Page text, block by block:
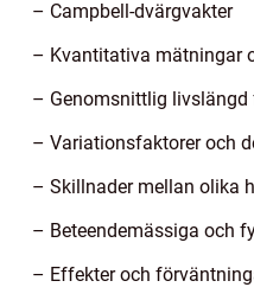
– Campbell-dvärgvakter
– Kvantitativa mätningar
– Genomsnittlig livslängd
– Variationsfaktorer och
– Skillnader mellan olika
– Beteendemässiga och
– Effekter och